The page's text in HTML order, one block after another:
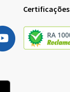
Certificações